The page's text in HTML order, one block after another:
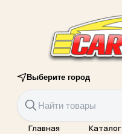
Выберите город
Главная Каталог